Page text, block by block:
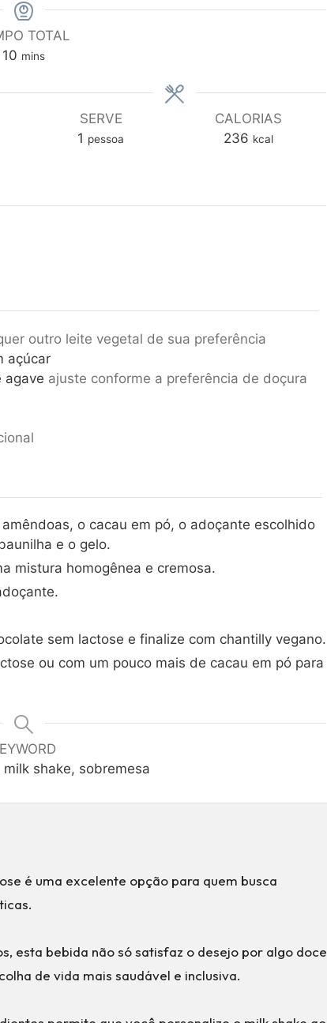
TOTAL
10 mins
SERVE
1 pessoa
CALORIAS
236 kcal
outro leite vegetal de sua preferência
açúcar
agave ajuste conforme a preferência de doçura
o cacau em pó, o adoçante escolhido
e o gelo.
mistura homogênea e cremosa.
sem lactose e finalize com chantilly vegano.
ou com um pouco mais de cacau em pó para
shake, sobremesa
é uma excelente opção para quem busca
esta bebida não só satisfaz o desejo por algo doce
de vida mais saudável e inclusiva.